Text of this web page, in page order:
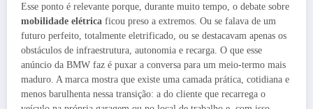
Esse ponto é relevante porque, durante muito tempo, o debate sobre
mobilidade elétrica ficou preso a extremos. Ou se falava de um
futuro perfeito, totalmente eletrificado, ou se destacavam apenas os
obstáculos de infraestrutura, autonomia e recarga. O que esse
anúncio da BMW faz é puxar a conversa para um meio-termo mais
maduro. A marca mostra que existe uma camada prática, cotidiana e
menos barulhenta nessa transição: a do cliente que recarrega o